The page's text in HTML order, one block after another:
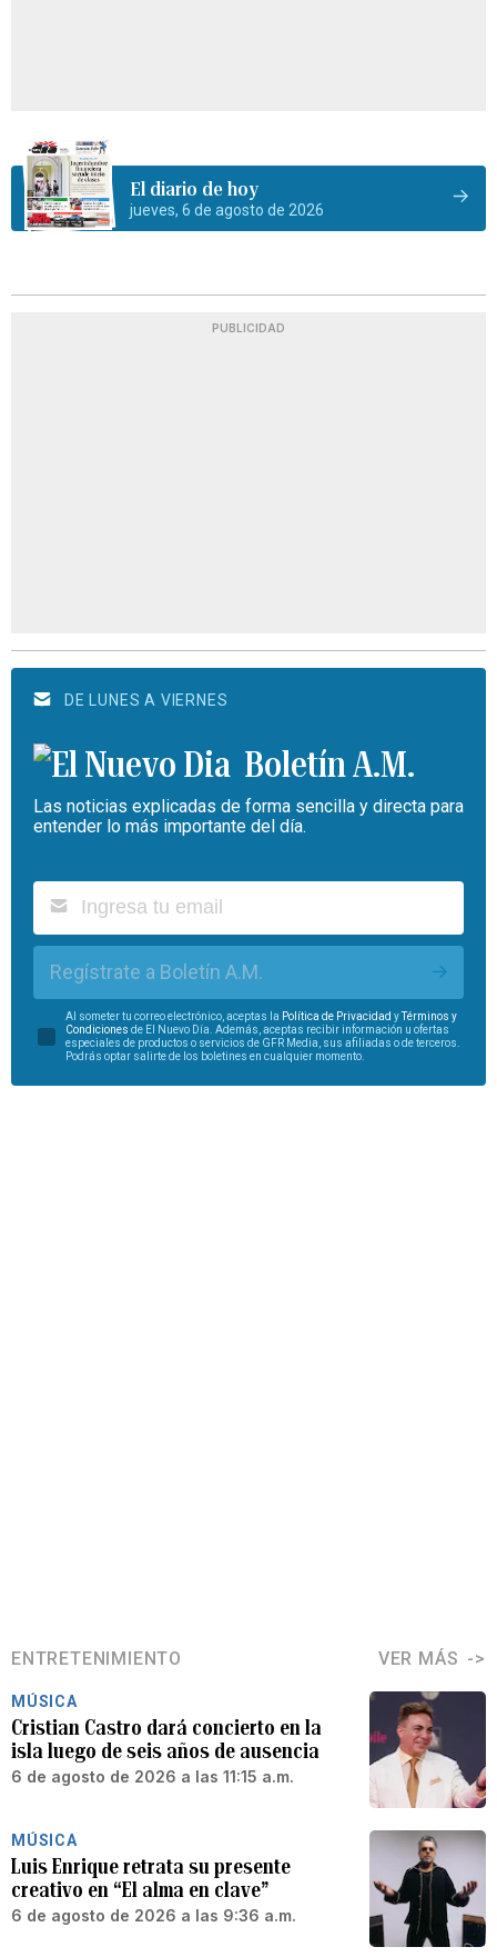
El diario de hoy
jueves, 6 de agosto de 2026
PUBLICIDAD
DE LUNES A VIERNES
Boletín A.M.
Las noticias explicadas de forma sencilla y directa para
entender lo más importante del día.
Regístrate a Boletín A.M.
Al someter tu correo electrónico, aceptas la Política de Privacidad yTérminos y
Condiciones de El Nuevo Día. Además, aceptas recibir información u ofertas
especiales de productos o servicios de GFR Media, sus afiliadas o de terceros.
Podrás optar salirte de los boletines en cualquier momento.
ENTRETENIMIENTO VER MÁS
MÚSICA
Cristian Castro dará concierto en la
isla luego de seis años de ausencia
6 de agosto de 2026 a las 11:15 a.m.
MÚSICA
Luis Enrique retrata su presente
creativo en “El alma en clave”
6 de agosto de 2026 a las 9:36 a.m.